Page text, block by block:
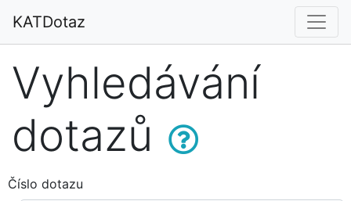
KATDotaz
Vyhledávání
dotazů
Číslo dotazu